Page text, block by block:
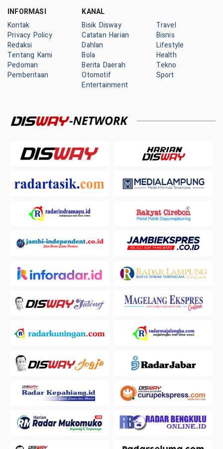
INFORMASI
Kontak
Privacy Policy
Redaksi
Tentang Kami
Pedoman
Pemberitaan
KANAL
Bisik Disway
Catatan Harian
Dahlan
Bola
Berita Daerah
Otomotif
Entertainment
Travel
Bisnis
Lifestyle
Health
Tekno
Sport